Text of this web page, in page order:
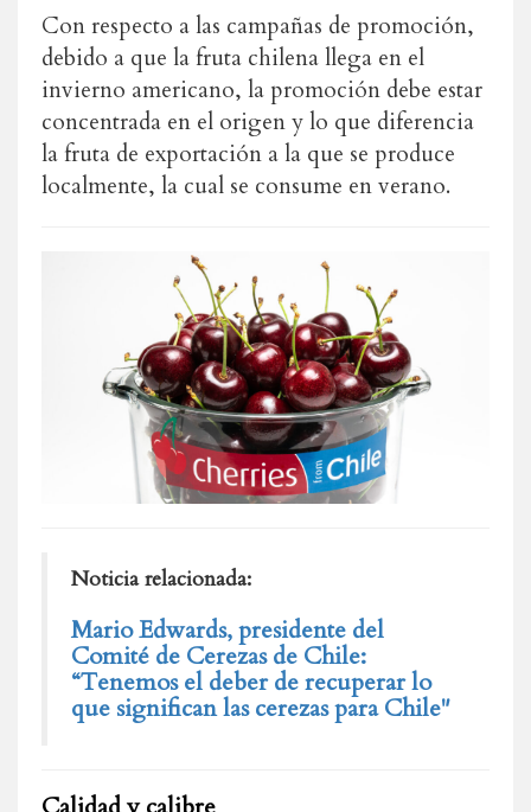
Con respecto a las campañas de promoción,
debido a que la fruta chilena llega en el
invierno americano, la promoción debe estar
concentrada en el origen y lo que diferencia
la fruta de exportación a la que se produce
localmente, la cual se consume en verano.
Noticia relacionada:
Mario Edwards, presidente del
Comité de Cerezas de Chile:
“Tenemos el deber de recuperar lo
que significan las cerezas para Chile"